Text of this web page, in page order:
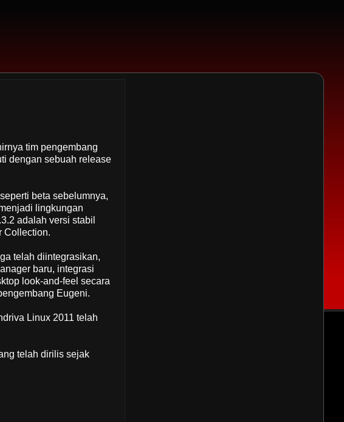
tim pengembang
dengan sebuah release
beta sebelumnya,
lingkungan
adalah versi stabil
Collection.
telah diintegrasikan,
baru, integrasi
look-and-feel secara
Eugeni.
Linux 2011 telah
telah dirilis sejak